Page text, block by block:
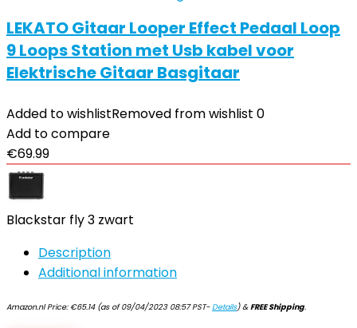
LEKATO Gitaar Looper Effect Pedaal Loop
9 Loops Station met Usb kabel voor
Elektrische Gitaar Basgitaar
Added to wishlistRemoved from wishlist 0
Add to compare
€69.99
Blackstar fly 3 zwart
Description
Additional information
Amazon.nl Price: €65.14(as of 09/04/2023 08:57 PST-Details)&FREE Shipping.